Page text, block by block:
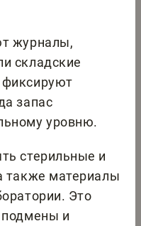
журналы,
складские
запас
уровню.
стерильные и
также материалы
Это
подмены и